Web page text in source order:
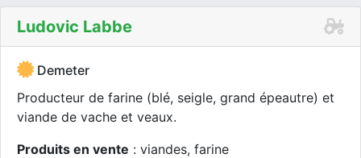
Ludovic Labbe
Demeter
Producteur de farine (blé, seigle, grand épeautre) et
viande de vache et veaux.
Produits en vente : viandes, farine